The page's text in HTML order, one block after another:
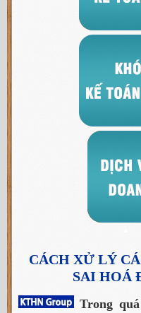
CÁCH XỬ LÝ
SAI HOÁ
Trong